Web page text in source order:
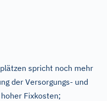
spricht noch mehr
der Versorgungs- und
Fixkosten;